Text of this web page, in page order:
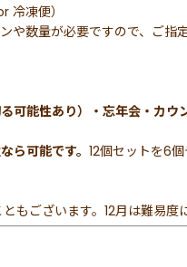
凍便）
数量が必要ですので、ご指
可能性あり）・忘年会・カウ
ら可能です。 12個セットを6
ございます。12月は難易度